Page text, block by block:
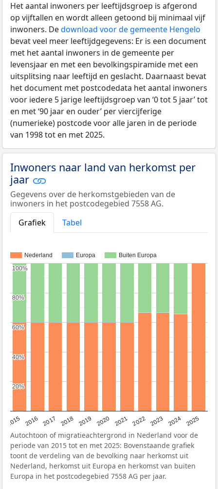
Het aantal inwoners per leeftijdsgroep is afgerond
op vijftallen en wordt alleen getoond bij minimaal vijf
inwoners. Dedownload voor de gemeente Hengelo
bevat veel meer leeftijdgegevens: Er is een document
met het aantal inwoners in de gemeente per
levensjaar en met een bevolkingspiramide met een
uitsplitsing naar leeftijd en geslacht. Daarnaast bevat
het document met postcodedata het aantal inwoners
voor iedere 5 jarige leeftijdsgroep van ‘0 tot 5 jaar’ tot
en met ‘90 jaar en ouder’ per viercijferige
(numerieke) postcode voor alle jaren in de periode
van 1998 tot en met 2025.
Inwoners naar land van herkomst per
jaar
Gegevens over de herkomstgebieden van de
inwoners in het postcodegebied 7558 AG.
Grafiek
Tabel
Nederland Europa Buiten Europa
2015 2016 2017 2018 2019 2020 2021 2022 2023 2024 2025
20%
20%
40%
40%
60%
60%
80%
80%
100%
100%
Autochtoon of migratieachtergrond in Nederland voor de
periode van 2015 tot en met 2025: Bovenstaande grafiek
toont de verdeling van de bevolking naar herkomst uit
Nederland, herkomst uit Europa en herkomst van buiten
Europa in het postcodegebied 7558 AG per jaar.